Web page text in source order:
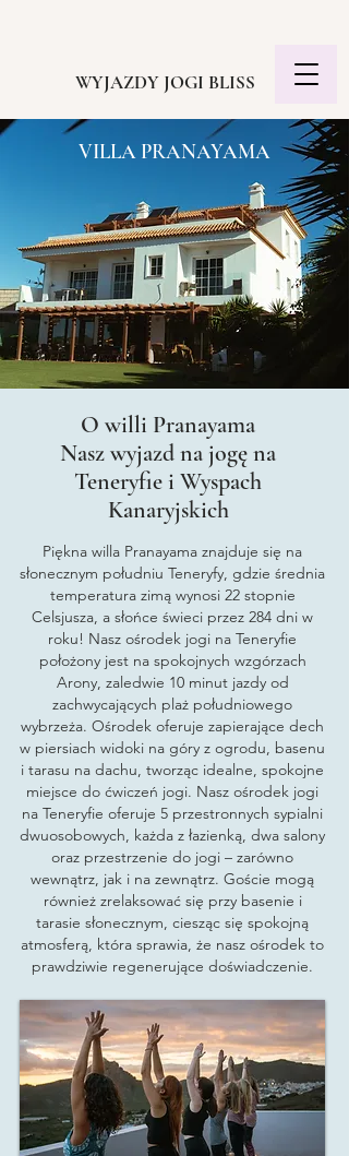
WYJAZDY JOGI BLISS
VILLA PRANAYAMA
O willi Pranayama
Nasz wyjazd na jogę na
Teneryfie i Wyspach
Kanaryjskich
Piękna willa Pranayama znajduje się na
słonecznym południu Teneryfy, gdzie średnia
temperatura zimą wynosi 22 stopnie
Celsjusza, a słońce świeci przez 284 dni w
roku! Nasz ośrodek jogi na Teneryfie
położony jest na spokojnych wzgórzach
Arony, zaledwie 10 minut jazdy od
zachwycających plaż południowego
wybrzeża. Ośrodek oferuje zapierające dech
w piersiach widoki na góry z ogrodu, basenu
i tarasu na dachu, tworząc idealne, spokojne
miejsce do ćwiczeń jogi. Nasz ośrodek jogi
na Teneryfie oferuje 5 przestronnych sypialni
dwuosobowych, każda z łazienką, dwa salony
oraz przestrzenie do jogi – zarówno
wewnątrz, jak i na zewnątrz. Goście mogą
również zrelaksować się przy basenie i
tarasie słonecznym, ciesząc się spokojną
atmosferą, która sprawia, że nasz ośrodek to
prawdziwie regenerujące doświadczenie.